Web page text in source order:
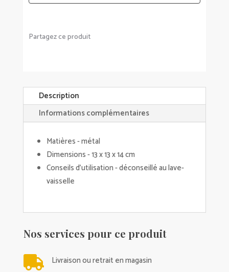
Partagez ce produit
Description
Informations complémentaires
Matières - métal
Dimensions - 13 x 13 x 14 cm
Conseils d'utilisation - déconseillé au lave-
vaisselle
Nos services pour ce produit
 Livraison ou retrait en magasin